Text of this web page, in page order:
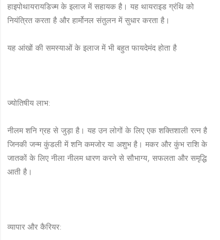
हाइपोथायरायडिज्म के इलाज में सहायक है। यह थायराइड ग्रंथि को
नियंत्रित करता है और हार्मोनल संतुलन में सुधार करता है।
यह आंखों की समस्याओं के इलाज में भी बहुत फायदेमंद होता है
ज्योतिषीय लाभ:
नीलम शनि ग्रह से जुड़ा है। यह उन लोगों के लिए एक शक्तिशाली रत्न है
जिनकी जन्म कुंडली में शनि कमजोर या अशुभ है। मकर और कुंभ राशि के
जातकों के लिए नीला नीलम धारण करने से सौभाग्य, सफलता और समृद्धि
आती है।
व्यापार और कैरियर: